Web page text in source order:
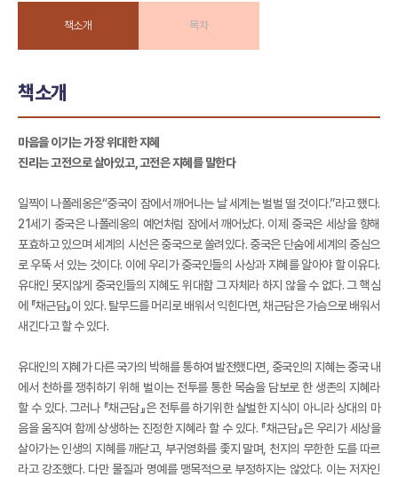
책소개 목차
책소개
마음을 이기는 가장 위대한 지혜
진리는 고전으로 살아있고, 고전은 지혜를 말한다
일찍이 나폴레옹은“중국이 잠에서 깨어나는 날 세계는 벌벌 떨 것이다.”라고 했다.
21세기 중국은 나폴레옹의 예언처럼 잠에서 깨어났다. 이제 중국은 세상을 향해
포효하고 있으며 세계의 시선은 중국으로 쏠려있다. 중국은 단숨에 세계의 중심으
로 우뚝 서 있는 것이다. 이에 우리가 중국인들의 사상과 지혜를 알아야 할 이유다.
유대인 못지않게 중국인들의 지혜도 위대함 그 자체라 하지 않을 수 없다. 그 핵심
에 『채근담』이 있다. 탈무드를 머리로 배워서 익힌다면, 채근담은 가슴으로 배워서
새긴다고 할 수 있다.
유대인의 지혜가 다른 국가의 박해를 통하여 발전했다면, 중국인의 지혜는 중국 내
에서 천하를 쟁취하기 위해 벌이는 전투를 통한 목숨을 담보로 한 생존의 지혜라
할 수 있다. 그러나 『채근담』은 전투를 하기위한 살벌한 지식이 아니라 상대의 마
음을 움직여 함께 상생하는 진정한 지혜라 할 수 있다. 『채근담』은 우리가 세상을
살아가는 인생의 지혜를 깨닫고, 부귀영화를 좇지 말며, 천지의 무한한 도를 따르
라고 강조했다. 다만 물질과 명예를 맹목적으로 부정하지는 않았다. 이는 저자인